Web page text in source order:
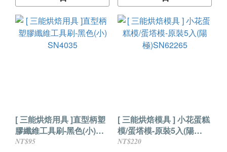
[ 三能烘焙用具 ]直型柄塑
膠纖維工具刷-黑色(小)
SN4035
NT$95
[ 三能烘焙模具 ] 小花蛋糕
模/蛋塔模-原裝5入(陽
極)SN62265
NT$220